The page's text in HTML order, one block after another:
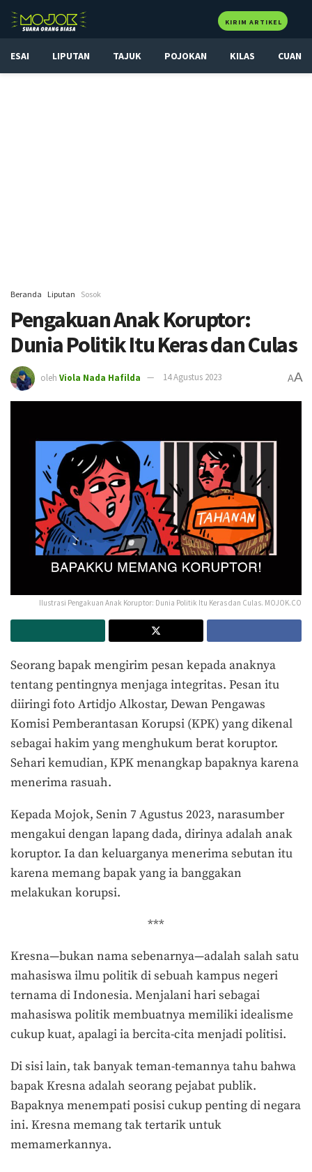
KIRIM ARTIKEL
ESAI LIPUTAN TAJUK POJOKAN KILAS CUAN
Beranda Liputan Sosok
Pengakuan Anak Koruptor:
Dunia Politik Itu Keras dan Culas
oleh Viola Nada Hafilda 14 Agustus 2023 AA
Ilustrasi Pengakuan Anak Koruptor: Dunia Politik Itu Keras dan Culas. MOJOK.CO
Seorang bapak mengirim pesan kepada anaknya
tentang pentingnya menjaga integritas. Pesan itu
diiringi foto Artidjo Alkostar, Dewan Pengawas
Komisi Pemberantasan Korupsi (KPK) yang dikenal
sebagai hakim yang menghukum berat koruptor.
Sehari kemudian, KPK menangkap bapaknya karena
menerima rasuah.
Kepada Mojok, Senin 7 Agustus 2023, narasumber
mengakui dengan lapang dada, dirinya adalah anak
koruptor. Ia dan keluarganya menerima sebutan itu
karena memang bapak yang ia banggakan
melakukan korupsi.
***
Kresna—bukan nama sebenarnya—adalah salah satu
mahasiswa ilmu politik di sebuah kampus negeri
ternama di Indonesia. Menjalani hari sebagai
mahasiswa politik membuatnya memiliki idealisme
cukup kuat, apalagi ia bercita-cita menjadi politisi.
Di sisi lain, tak banyak teman-temannya tahu bahwa
bapak Kresna adalah seorang pejabat publik.
Bapaknya menempati posisi cukup penting di negara
ini. Kresna memang tak tertarik untuk
memamerkannya.